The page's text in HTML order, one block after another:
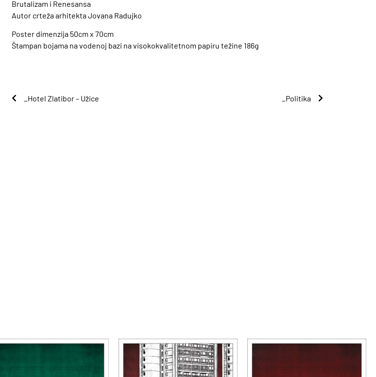
Brutalizam i Renesansa
Autor crteža arhitekta Jovana Radujko
Poster dimenzija 50cm x 70cm
Štampan bojama na vodenoj bazi na visokokvalitetnom papiru težine 186g
_Hotel Zlatibor – Užice _Politika